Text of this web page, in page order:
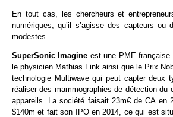
En tout cas, les chercheurs et
numériques, qu’il s’agisse des capteurs
modestes.
SuperSonic Imagine est une PME française
le physicien Mathias Fink ainsi que le Prix
technologie Multiwave qui peut capter deux
réaliser des mammographies de détection
appareils. La société faisait 23m€ de CA
$140m et fait son IPO en 2014, ce qui est